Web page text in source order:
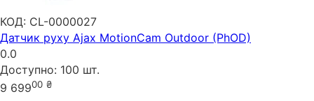
КОД: CL-0000027
Датчик руху Ajax MotionCam Outdoor (PhOD)
0.0
Доступно: 100 шт.
9 69900 ₴